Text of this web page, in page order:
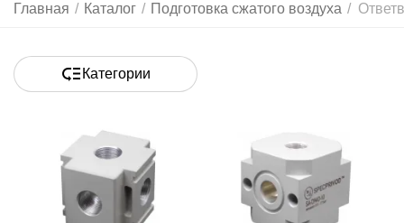
Главная / Каталог / Подготовка сжатого воздуха /
Категории